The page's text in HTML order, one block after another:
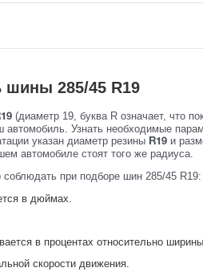
шины 285/45 R19
(диаметр 19, буква R означает, что
Узнать необходимые
указан диаметр резины R19и
автомобиле стоят того же радиуса.
при подборе шин 285/45 R19:
в дюймах.
в процентах относительно
скорости движения.